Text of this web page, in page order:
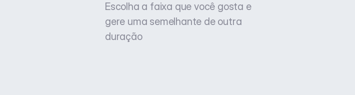
Escolha a faixa que você gosta e
gere uma semelhante de outra
duração